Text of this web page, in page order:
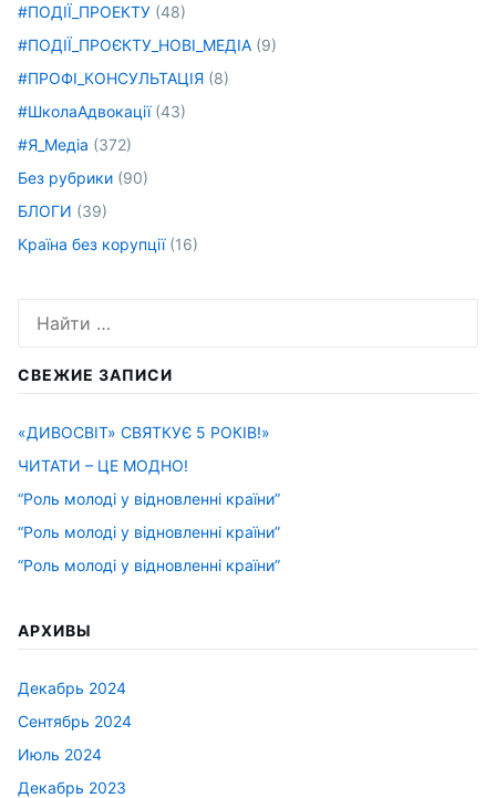
#ПОДІЇ_ПРОЕКТУ (48)
#ПОДІЇ_ПРОЄКТУ_НОВІ_МЕДІА (9)
#ПРОФІ_КОНСУЛЬТАЦІЯ (8)
#ШколаАдвокації(43)
#Я_Медіа (372)
Без рубрики (90)
БЛОГИ (39)
Країна без корупції(16)
СВЕЖИЕ ЗАПИСИ
«ДИВОСВІТ» СВЯТКУЄ 5 РОКІВ!»
ЧИТАТИ – ЦЕ МОДНО!
“Роль молоді у відновленні країни”
“Роль молоді у відновленні країни”
“Роль молоді у відновленні країни”
АРХИВЫ
Декабрь 2024
Сентябрь 2024
Июль 2024
Декабрь 2023